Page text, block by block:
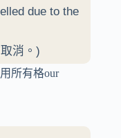
due to the
消。)
所有格our